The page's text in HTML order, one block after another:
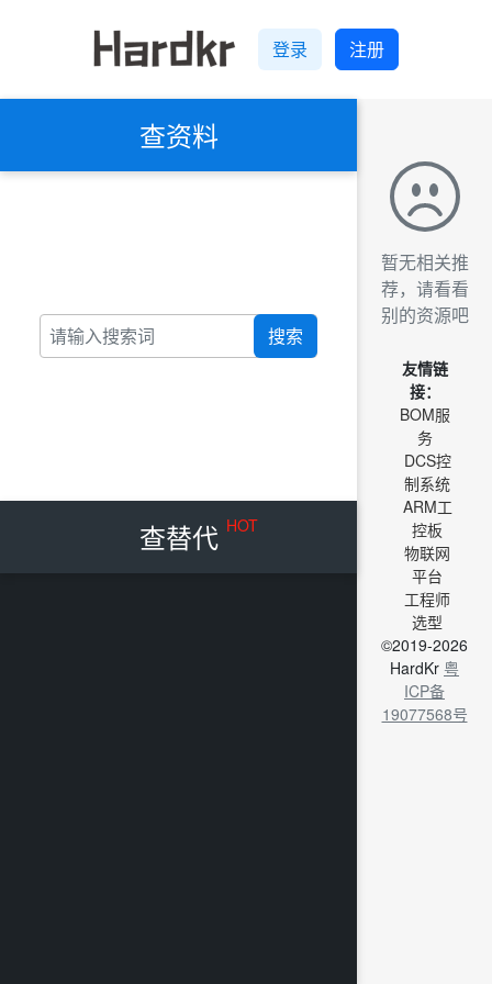
登录 注册
查资料
搜索
查替代 HOT
暂无相关推
荐，请看看
别的资源吧
友情链
接：
BOM服
务
DCS控
制系统
ARM工
控板
物联网
平台
工程师
选型
©2019-2026
HardKr 粤
ICP备
19077568号